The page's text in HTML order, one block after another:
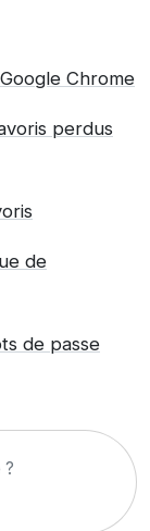
Chrome
perdus
de
de passe